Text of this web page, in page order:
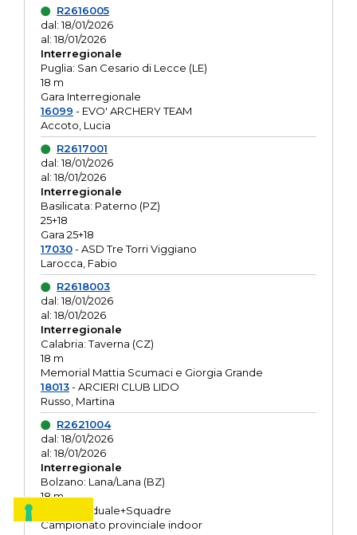
R2616005
dal: 18/01/2026
al: 18/01/2026
Interregionale
Puglia: San Cesario di Lecce (LE)
18 m
Gara Interregionale
16099 - EVO' ARCHERY TEAM
Accoto, Lucia
R2617001
dal: 18/01/2026
al: 18/01/2026
Interregionale
Basilicata: Paterno (PZ)
25+18
Gara 25+18
17030- ASD Tre Torri Viggiano
Larocca, Fabio
R2618003
dal: 18/01/2026
al: 18/01/2026
Interregionale
Calabria: Taverna (CZ)
18 m
Memorial Mattia Scumaci e Giorgia Grande
18013- ARCIERI CLUB LIDO
Russo, Martina
R2621004
dal: 18/01/2026
al: 18/01/2026
Interregionale
Bolzano: Lana/Lana (BZ)
18 m
O.R. Individuale+Squadre
Campionato provinciale indoor